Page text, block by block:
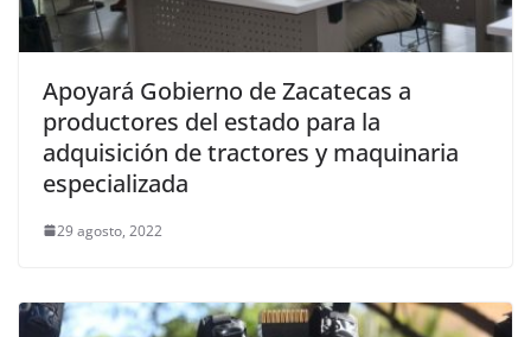
Apoyará Gobierno de Zacatecas a
productores del estado para la
adquisición de tractores y maquinaria
especializada
29 agosto, 2022